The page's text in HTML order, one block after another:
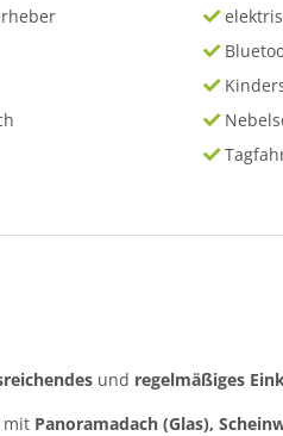
und regelmäßiges
mit Panoramadach (Glas),